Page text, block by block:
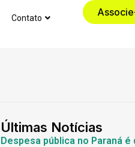
Contato
Últimas Notícias
Despesa pública no Paraná é